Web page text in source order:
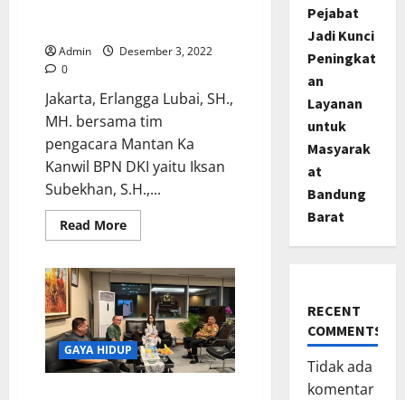
Admin
Desember 3, 2022
0
Jakarta, Erlangga Lubai, SH.,
MH. bersama tim
pengacara Mantan Ka
Kanwil BPN DKI yaitu Iksan
Subekhan, S.H.,...
Read MoreRead
more
Pengacara
Mantan
Ka
Kanwil
BPN
DKI
Minta
Kliennya
Bebas
GAYA HIDUP
Pejabat
Jadi Kunci
Peningkat
an
Layanan
untuk
Masyarak
at
Bandung
Barat
RECENT
COMMENTS
Tidak ada
komentar